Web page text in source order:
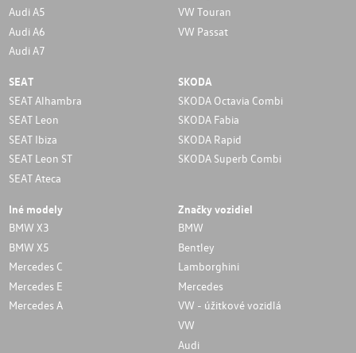
Audi A5
Audi A6
Audi A7
VW Touran
VW Passat
SEAT
SEAT Alhambra
SEAT Leon
SEAT Ibiza
SEAT Leon ST
SEAT Ateca
SKODA
SKODA Octavia Combi
SKODA Fabia
SKODA Rapid
SKODA Superb Combi
Iné modely
BMW X3
BMW X5
Mercedes C
Mercedes E
Mercedes A
Značky vozidiel
BMW
Bentley
Lamborghini
Mercedes
VW - úžitkové vozidlá
VW
Audi